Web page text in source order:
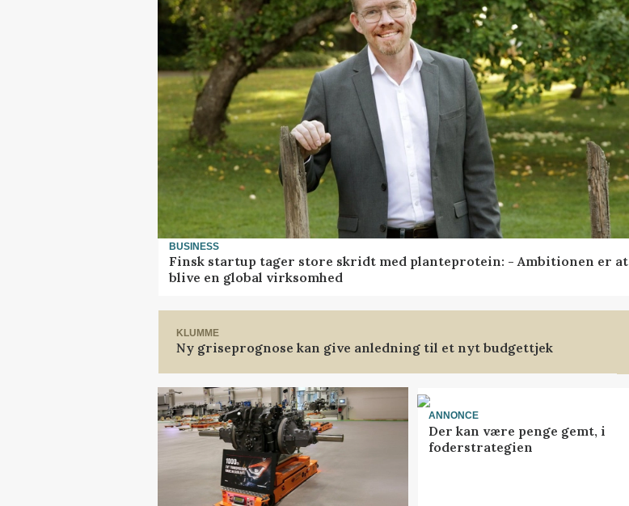
BUSINESS
Finsk startup tager store skridt med planteprotein: - Ambitionen er at
blive en global virksomhed
KLUMME
Ny griseprognose kan give anledning til et nyt budgettjek
ANNONCE
Der kan være penge gemt, i
foderstrategien